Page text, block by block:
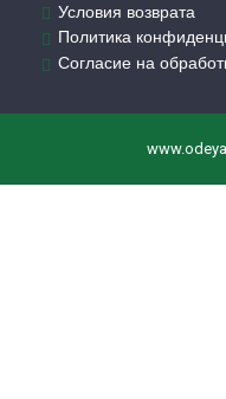
Условия возврата
Политика
Согласие на